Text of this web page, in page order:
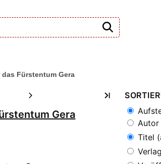
Fürstentum Gera
Gera
Autor
Titel